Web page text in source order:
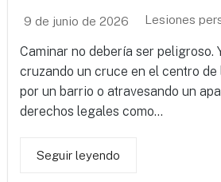
9 de junio de 2026 Lesiones
Caminar no debería ser peligroso.
cruzando un cruce en el centro de
por un barrio o atravesando un
derechos legales como...
Seguir leyendo